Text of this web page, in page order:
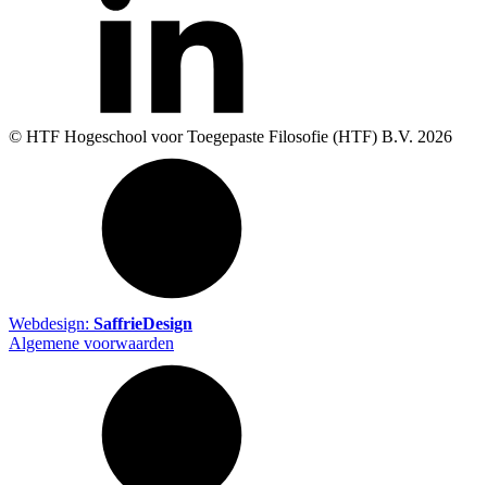
© HTF Hogeschool voor Toegepaste Filosofie (HTF) B.V. 2026
Webdesign: SaffrieDesign
Algemene voorwaarden